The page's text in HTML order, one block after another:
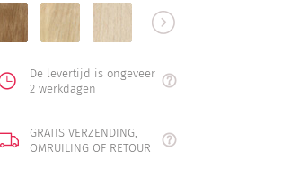
middenblondlichtblond
60
platinablond
De levertijd is ongeveer
2 werkdagen
GRATIS VERZENDING,
OMRUILING OF RETOUR